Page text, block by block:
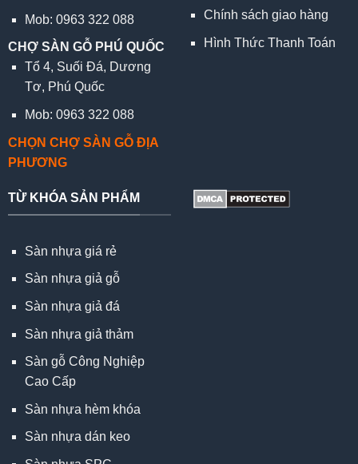
Mob: 0963 322 088
CHỢ SÀN GỖ PHÚ QUỐC
Tổ 4, Suối Đá, Dương
Tơ, Phú Quốc
Mob: 0963 322 088
CHỌN CHỢ SÀN GỖ ĐỊA
PHƯƠNG
Chính sách giao hàng
Hình Thức Thanh Toán
TỪ KHÓA SẢN PHẨM
Sàn nhựa giá rẻ
Sàn nhựa giả gỗ
Sàn nhựa giả đá
Sàn nhựa giả thảm
Sàn gỗ Công Nghiệp
Cao Cấp
Sàn nhựa hèm khóa
Sàn nhựa dán keo